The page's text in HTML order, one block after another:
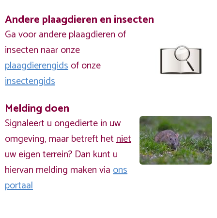
Andere plaagdieren en insecten
Ga voor andere plaagdieren of
insecten naar onze
plaagdierengidsof onze
insectengids
Melding doen
Signaleert u ongedierte in uw
omgeving, maar betreft hetniet
uw eigen terrein? Dan kunt u
hiervan melding maken viaons
portaal